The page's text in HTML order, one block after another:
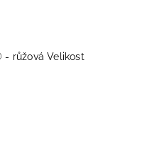
růžová Velikost